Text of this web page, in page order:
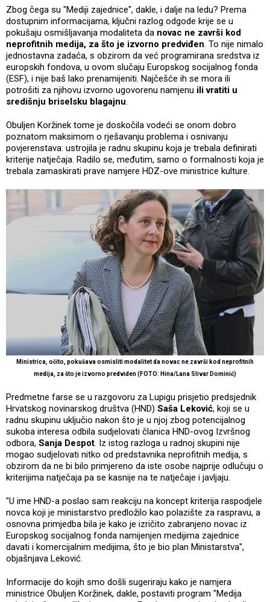
Zbog čega su "Mediji zajednice", dakle, i dalje na ledu? Prema
dostupnim informacijama, ključni razlog odgode krije se u
pokušaju osmišljavanja modaliteta da novac ne završi kod
neprofitnih medija, za što je izvorno predviđen. To nije nimalo
jednostavna zadaća, s obzirom da već programirana sredstva iz
europskih fondova, u ovom slučaju Europskog socijalnog fonda
(ESF), i nije baš lako prenamijeniti. Najčešće ih se mora ili
potrošiti za njihovu izvorno ugovorenu namjenu ili vratiti u
središnju briselsku blagajnu.
Obuljen Koržinek tome je doskočila vodeći se onom dobro
poznatom maksimom o rješavanju problema i osnivanju
povjerenstava: ustrojila je radnu skupinu koja je trebala definirati
kriterije natječaja. Radilo se, međutim, samo o formalnosti koja je
trebala zamaskirati prave namjere HDZ-ove ministrice kulture.
Ministrica, očito, pokušava osmisliti modalitet da novac ne završi kod neprofitnih
medija, za što je izvorno predviđen (FOTO: Hina/Lana Slivar Dominić)
Predmetne farse se u razgovoru za Lupigu prisjetio predsjednik
Hrvatskog novinarskog društva (HND) Saša Leković, koji se u
radnu skupinu uključio nakon što je u njoj zbog potencijalnog
sukoba interesa odbila sudjelovati članica HND-ovog Izvršnog
odbora, Sanja Despot. Iz istog razloga u radnoj skupini nije
mogao sudjelovati nitko od predstavnika neprofitnih medija, s
obzirom da ne bi bilo primjereno da iste osobe najprije odlučuju o
kriterijima natječaja pa se kasnije na te natječaje i javljaju.
"U ime HND-a poslao sam reakciju na koncept kriterija raspodjele
novca koji je ministarstvo predložilo kao polazište za raspravu, a
osnovna primjedba bila je kako je izričito zabranjeno novac iz
Europskog socijalnog fonda namijenjen medijima zajednice
davati i komercijalnim medijima, što je bio plan Ministarstva",
objašnjava Leković.
Informacije do kojih smo došli sugeriraju kako je namjera
ministrice Obuljen Koržinek, dakle, postaviti program "Medija